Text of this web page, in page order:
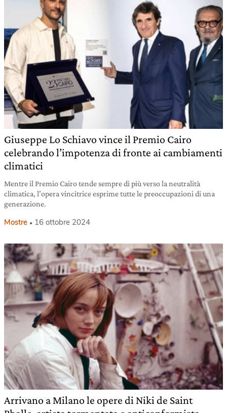
Giuseppe Lo Schiavo vince il Premio Cairo
celebrando l’impotenza di fronte ai cambiamenti
climatici
Mentre il Premio Cairo tende sempre di più verso la neutralità
climatica, l’opera vincitrice esprime tutte le preoccupazioni di una
generazione.
Mostre 16 ottobre 2024
Arrivano a Milano le opere di Niki de Saint